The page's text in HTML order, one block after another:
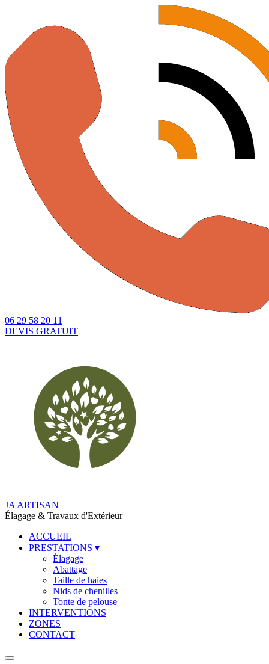
06 29 58 20 11
DEVIS GRATUIT
JA ARTISAN
Élagage & Travaux d'Extérieur
ACCUEIL
PRESTATIONS ▾
Élagage
Abattage
Taille de haies
Nids de chenilles
Tonte de pelouse
INTERVENTIONS
ZONES
CONTACT